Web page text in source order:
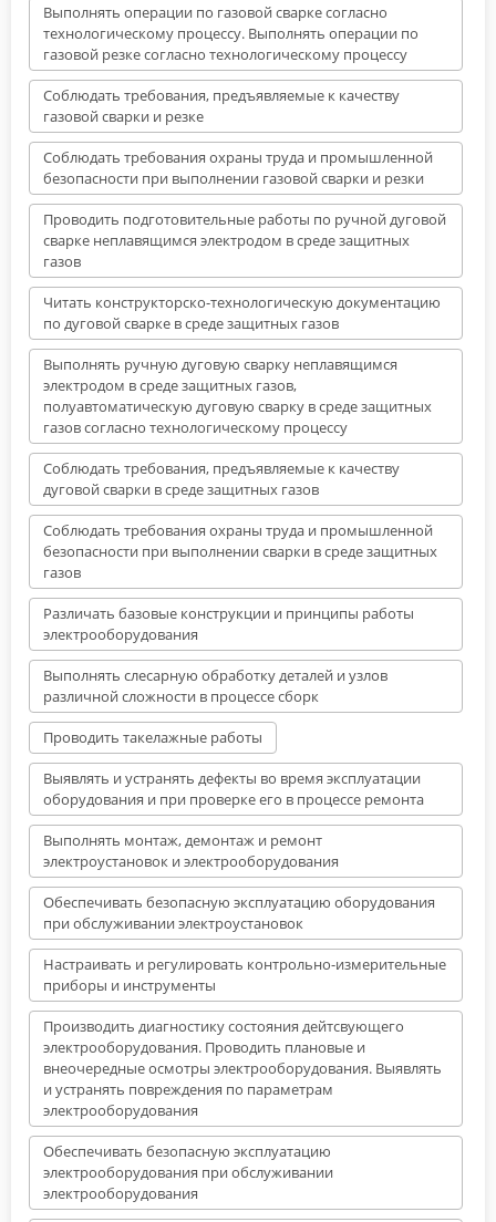
Выполнять операции по газовой сварке согласно
технологическому процессу. Выполнять операции по
газовой резке согласно технологическому процессу
Соблюдать требования, предъявляемые к качеству
газовой сварки и резке
Соблюдать требования охраны труда и промышленной
безопасности при выполнении газовой сварки и резки
Проводить подготовительные работы по ручной дуговой
сварке неплавящимся электродом в среде защитных
газов
Читать конструкторско-технологическую документацию
по дуговой сварке в среде защитных газов
Выполнять ручную дуговую сварку неплавящимся
электродом в среде защитных газов,
полуавтоматическую дуговую сварку в среде защитных
газов согласно технологическому процессу
Соблюдать требования, предъявляемые к качеству
дуговой сварки в среде защитных газов
Соблюдать требования охраны труда и промышленной
безопасности при выполнении сварки в среде защитных
газов
Различать базовые конструкции и принципы работы
электрооборудования
Выполнять слесарную обработку деталей и узлов
различной сложности в процессе сборк
Проводить такелажные работы
Выявлять и устранять дефекты во время эксплуатации
оборудования и при проверке его в процессе ремонта
Выполнять монтаж, демонтаж и ремонт
электроустановок и электрооборудования
Обеспечивать безопасную эксплуатацию оборудования
при обслуживании электроустановок
Настраивать и регулировать контрольно-измерительные
приборы и инструменты
Производить диагностику состояния дейтсвующего
электрооборудования. Проводить плановые и
внеочередные осмотры электрооборудования. Выявлять
и устранять повреждения по параметрам
электрооборудования
Обеспечивать безопасную эксплуатацию
электрооборудования при обслуживании
электрооборудования